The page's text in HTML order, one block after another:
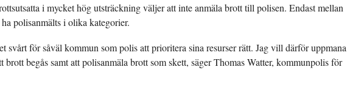
i mycket hög utsträckning väljer att inte anmäla brott till polisen. Endast mellan
polisanmälts i olika kategorier.
svårt för såväl kommun som polis att prioritera sina resurser rätt. Jag vill därför uppmana
brott begås samt att polisanmäla brott som skett, säger Thomas Watter, kommunpolis för